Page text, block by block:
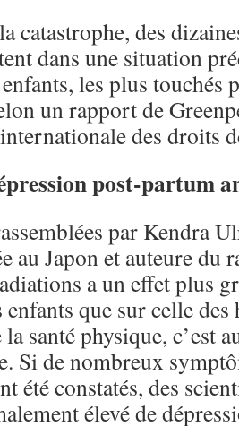
catastrophe, des
dans une situation
les plus touchés
un rapport de
des droits
post-partum
par Kendra
au Japon et auteure du
a un effet plus
enfants que sur celle
santé physique, c’est
Si de nombreux
été constatés, des
élevé de